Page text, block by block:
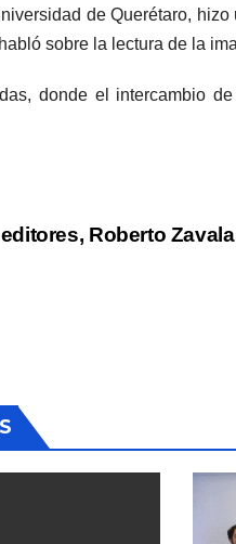
de Querétaro,
sobre la lectura de la
donde el intercambio
Roberto